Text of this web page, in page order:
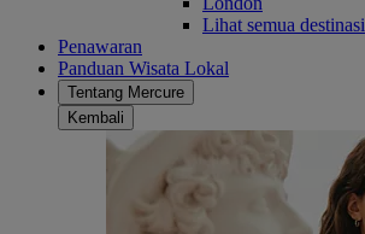
Lihat semua destinasi
Penawaran
Panduan Wisata Lokal
Tentang Mercure
Kembali